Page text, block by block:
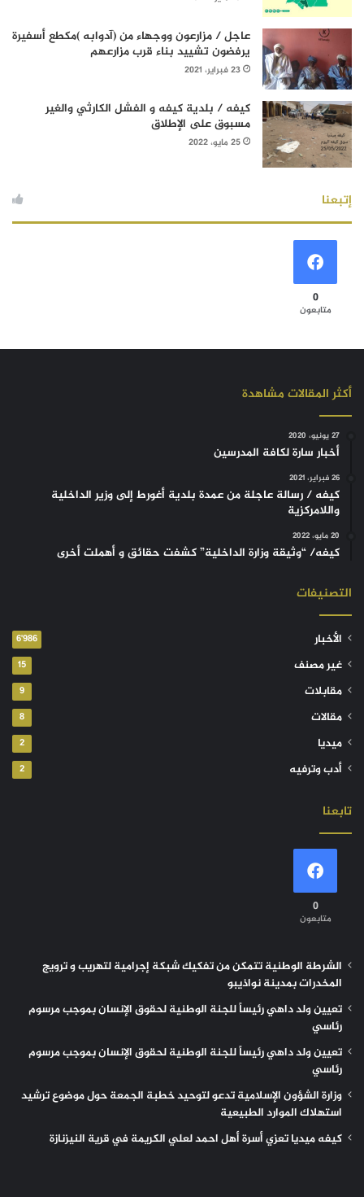
عاجل / مزارعون ووجهاء من (آدوابه )مكطع أسفيرة
يرفضون تشييد بناء قرب مزارعهم
23 فبراير، 2021
كيفه / بلدية كيفه و الفشل الكارثي والغير
مسبوق على الإطلاق
25 مايو، 2022
إتبعنا
0
متابعون
أكثر المقالات مشاهدة
27 يونيو، 2020
أخبار سارة لكافة المدرسين
26 فبراير، 2021
كيفه / رسالة عاجلة من عمدة بلدية أغورط إلى وزير الداخلية
واللامركزية
20 مايو، 2022
كيفه/ “وثيقة وزارة الداخلية” كشفت حقائق و أهملت أخرى
التصنيفات
الأخبار 6٬986
غير مصنف 15
مقابلات 9
مقالات 8
ميديا 2
أدب وترفيه 2
تابعنا
0
متابعون
الشرطة الوطنية تتمكن من تفكيك شبكة إجرامية لتهريب و ترويج
المخدرات بمدينة نواذيبو
تعيين ولد داهي رئيساً للجنة الوطنية لحقوق الإنسان بموجب مرسوم
رئاسي
تعيين ولد داهي رئيساً للجنة الوطنية لحقوق الإنسان بموجب مرسوم
رئاسي
وزارة الشؤون الإسلامية تدعو لتوحيد خطبة الجمعة حول موضوع ترشيد
استهلاك الموارد الطبيعية
كيفه ميديا تعزي أسرة أهل احمد لعلي الكريمة في قرية النيزنازة